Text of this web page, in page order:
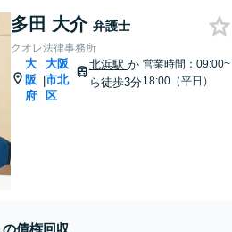
多田 大介 弁護士
クオレ法律事務所
大
阪
府
|
大阪
市北
区
北浜駅 か
ら徒歩3分
営業時間：09:00~
18:00（平日）
債権回収